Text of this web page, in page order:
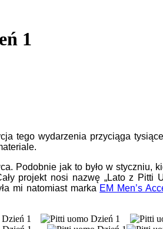
1
tego wydarzenia przyciąga
Podobnie jak to było w styczniu,
projekt nosi nazwę „Lato z Pitti
mi natomiast marka EM Men’s